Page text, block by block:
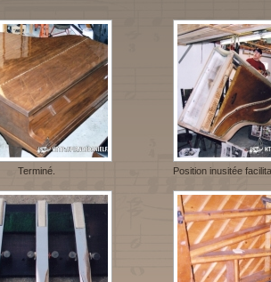
Terminé. Position inusitée